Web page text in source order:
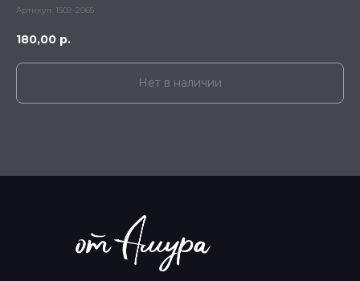
Артикул: 1502-2065
180,00 р.
Нет в наличии